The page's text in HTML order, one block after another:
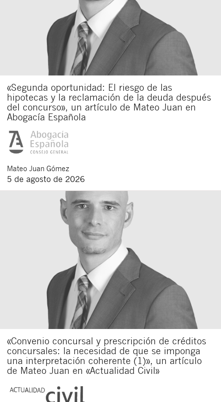
«Segunda oportunidad: El riesgo de las
hipotecas y la reclamación de la deuda después
del concurso», un artículo de Mateo Juan en
Abogacía Española
Mateo Juan Gómez
5 de agosto de 2026
«Convenio concursal y prescripción de créditos
concursales: la necesidad de que se imponga
una interpretación coherente (1)», un artículo
de Mateo Juan en «Actualidad Civil»